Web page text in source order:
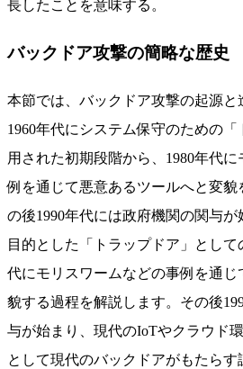
長したことを意味する。
バックドア攻撃の簡略な歴史
本節では、バックドア攻撃の起源と
1960年代にシステム保守のための
用された初期段階から、1980年代
例を通じて悪意あるツールへと変
の後1990年代には政府機関の関与
目的とした「トラップドア」として
代にモリスワームなどの事例を通
貌する過程を解説します。その後
与が始まり、現代のIoTやクラウド
として現代のバックドアがもたらす